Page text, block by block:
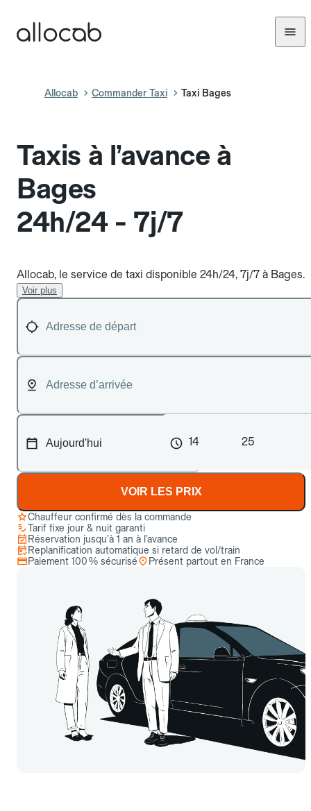
Allocab Commander Taxi Taxi Bages
Taxis à l’avance à
Bages
24h/24 - 7j/7
Allocab, le service de taxi disponible 24h/24, 7j/7 à Bages.
Voir plus
14 25
VOIR LES PRIX
Chauffeur confirmé dès la commande
Tarif fixe jour & nuit garanti
Réservation jusqu’à 1 an à l’avance
Replanification automatique si retard de vol/train
Paiement 100 % sécurisé
Présent partout en France